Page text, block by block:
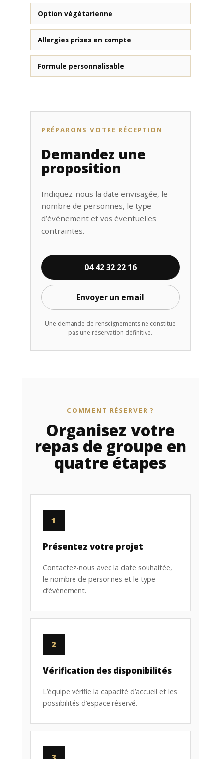
Option végétarienne
Allergies prises en compte
Formule personnalisable
PRÉPARONS VOTRE RÉCEPTION
Demandez une
proposition
Indiquez-nous la date envisagée, le
nombre de personnes, le type
d’événement et vos éventuelles
contraintes.
04 42 32 22 16
Envoyer un email
Une demande de renseignements ne constitue
pas une réservation définitive.
COMMENT RÉSERVER ?
Organisez votre
repas de groupe en
quatre étapes
1
Présentez votre projet
Contactez-nous avec la date souhaitée,
le nombre de personnes et le type
d’événement.
2
Vérification des disponibilités
L’équipe vérifie la capacité d’accueil et les
possibilités d’espace réservé.